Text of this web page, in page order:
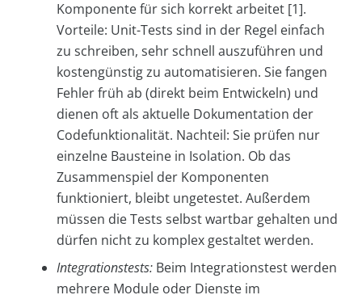
Komponente für sich korrekt arbeitet [1].
Vorteile: Unit-Tests sind in der Regel einfach
zu schreiben, sehr schnell auszuführen und
kostengünstig zu automatisieren. Sie fangen
Fehler früh ab (direkt beim Entwickeln) und
dienen oft als aktuelle Dokumentation der
Codefunktionalität. Nachteil: Sie prüfen nur
einzelne Bausteine in Isolation. Ob das
Zusammenspiel der Komponenten
funktioniert, bleibt ungetestet. Außerdem
müssen die Tests selbst wartbar gehalten und
dürfen nicht zu komplex gestaltet werden.
Integrationstests: Beim Integrationstest werden
mehrere Module oder Dienste im